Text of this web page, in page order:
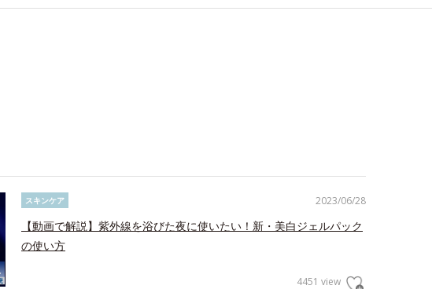
2023/06/28
スキンケア
【動画で解説】紫外線を浴びた夜に使いたい！新・美白ジェルパック
の使い方
4451 view